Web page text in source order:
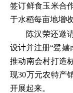
签订鲜食玉米合
于水稻每亩地增收
陈汉荣还邀
设计并注册“鹭嬉
推动南会村打造
现30万元农特产
开展起来。